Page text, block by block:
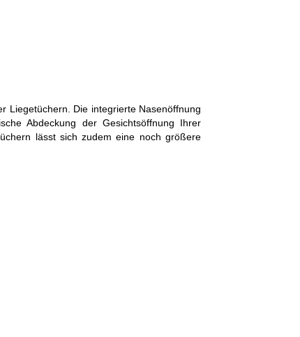
Liegetüchern. Die integrierte Nasenöffnung
Abdeckung der Gesichtsöffnung Ihrer
lässt sich zudem eine noch größere